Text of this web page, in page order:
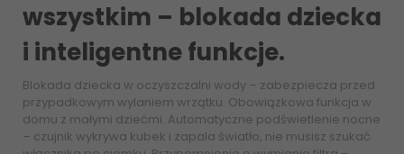
wszystkim – blokada dziecka
i inteligentne funkcje.
Blokada dziecka w oczyszczalni wody – zabezpiecza przed
przypadkowym wylaniem wrzątku. Obowiązkowa funkcja w
domu z małymi dziećmi. Automatyczne podświetlenie nocne
– czujnik wykrywa kubek i zapala światło, nie musisz szukać